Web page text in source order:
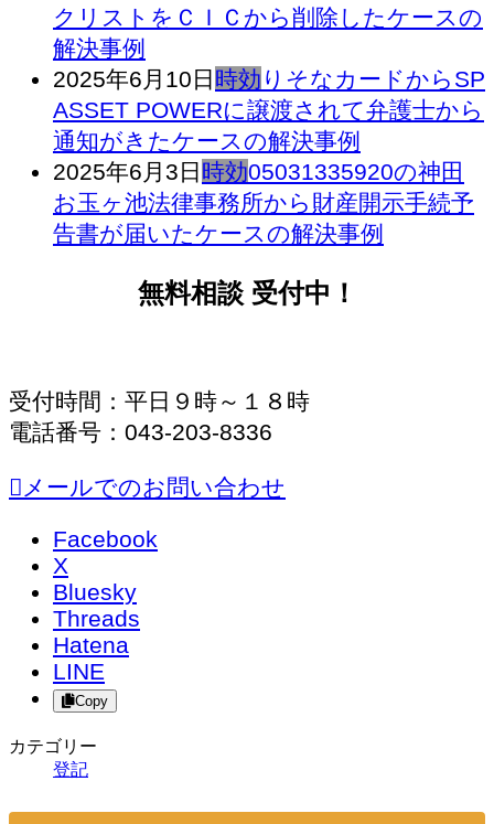
クリストをＣＩＣから削除したケースの
解決事例
2025年6月10日 時効 りそなカードからSP
ASSET POWERに譲渡されて弁護士から
通知がきたケースの解決事例
2025年6月3日 時効05031335920の神田
お玉ヶ池法律事務所から財産開示手続予
告書が届いたケースの解決事例
無料相談 受付中！
受付時間：平日９時～１８時
電話番号：043-203-8336
メールでのお問い合わせ
Facebook
X
Bluesky
Threads
Hatena
LINE
Copy
カテゴリー
登記